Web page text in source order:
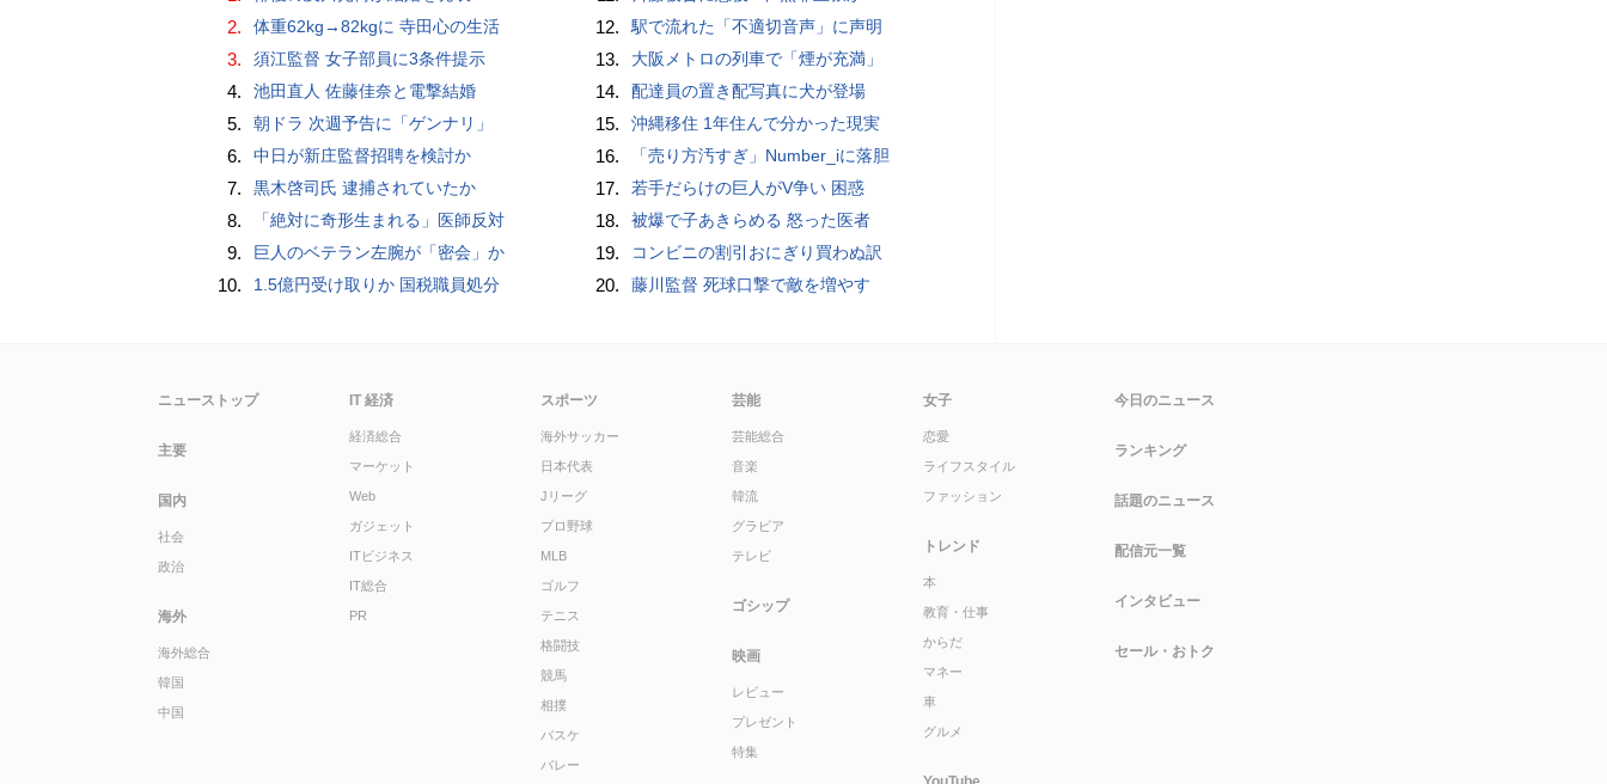
2. 体重62kg→82kgに 寺田心の生活
3. 須江監督 女子部員に3条件提示
4. 池田直人 佐藤佳奈と電撃結婚
5. 朝ドラ 次週予告に「ゲンナリ」
6. 中日が新庄監督招聘を検討か
7. 黒木啓司氏 逮捕されていたか
8. 「絶対に奇形生まれる」医師反対
9. 巨人のベテラン左腕が「密会」か
10. 1.5億円受け取りか 国税職員処分
12. 駅で流れた「不適切音声」に声明
13. 大阪メトロの列車で「煙が充満」
14. 配達員の置き配写真に犬が登場
15. 沖縄移住 1年住んで分かった現実
16. 「売り方汚すぎ」Number_iに落胆
17. 若手だらけの巨人がV争い 困惑
18. 被爆で子あきらめる 怒った医者
19. コンビニの割引おにぎり買わぬ訳
20. 藤川監督 死球口撃で敵を増やす
ニューストップ
主要
国内
社会
政治
海外
海外総合
韓国
中国
IT 経済
経済総合
マーケット
Web
ガジェット
ITビジネス
IT総合
PR
スポーツ
海外サッカー
日本代表
Jリーグ
プロ野球
MLB
ゴルフ
テニス
格闘技
競馬
相撲
バスケ
バレー
芸能
芸能総合
音楽
韓流
グラビア
テレビ
ゴシップ
映画
レビュー
プレゼント
特集
女子
恋愛
ライフスタイル
ファッション
トレンド
本
教育・仕事
からだ
マネー
車
グルメ
今日のニュース
ランキング
話題のニュース
配信元一覧
インタビュー
セール・おトク